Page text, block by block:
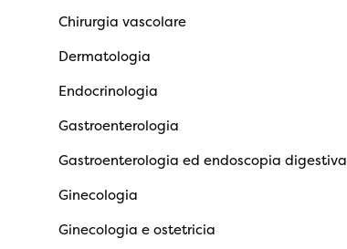
Chirurgia vascolare
Dermatologia
Endocrinologia
Gastroenterologia
Gastroenterologia ed endoscopia digestiva
Ginecologia
Ginecologia e ostetricia